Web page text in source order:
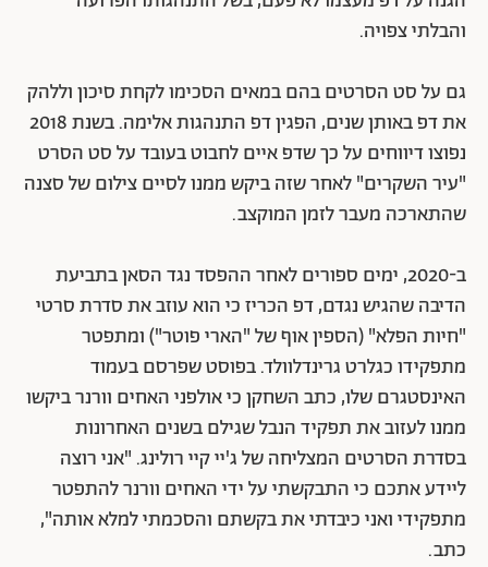
והבלתי צפויה.
גם על סט הסרטים בהם במאים הסכימו לקחת סיכון וללהק
את דפ באותן שנים, הפגין דפ התנהגות אלימה. בשנת 2018
נפוצו דיווחים על כך שדפ איים לחבוט בעובד על סט הסרט
"עיר השקרים" לאחר שזה ביקש ממנו לסיים צילום של סצנה
שהתארכה מעבר לזמן המוקצב.
ב-2020, ימים ספורים לאחר ההפסד נגד הסאן בתביעת
הדיבה שהגיש נגדם, דפ הכריז כי הוא עוזב את סדרת סרטי
"חיות הפלא" (הספין אוף של "הארי פוטר") ומתפטר
מתפקידו כגלרט גרינדלוולד. בפוסט שפרסם בעמוד
האינסטגרם שלו, כתב השחקן כי אולפני האחים וורנר ביקשו
ממנו לעזוב את תפקיד הנבל שגילם בשנים האחרונות
בסדרת הסרטים המצליחה של ג'יי קיי רולינג. "אני רוצה
ליידע אתכם כי התבקשתי על ידי האחים וורנר להתפטר
מתפקידי ואני כיבדתי את בקשתם והסכמתי למלא אותה",
כתב.